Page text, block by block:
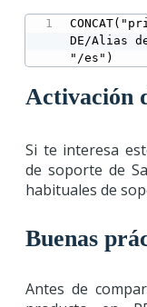
DE/Alias
"/es")
Activación
Si te interesa
de soporte de
habituales de
Buenas
Antes de